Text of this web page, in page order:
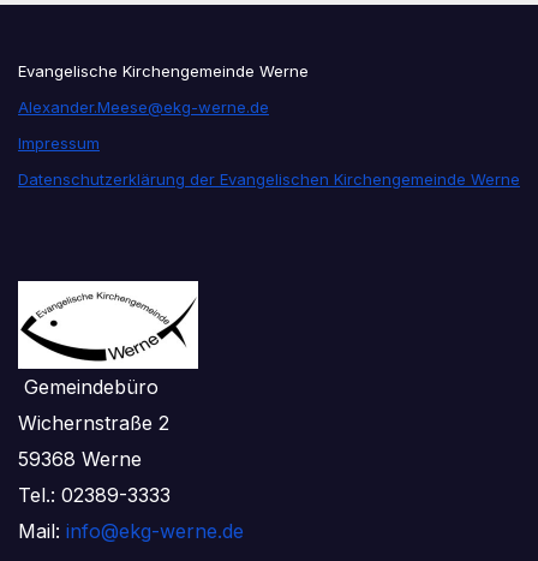
Evangelische Kirchengemeinde Werne
Alexander.Meese@ekg-werne.de
Impressum
Datenschutzerklärung der Evangelischen Kirchengemeinde Werne
Gemeindebüro
Wichernstraße 2
59368 Werne
Tel.: 02389-3333
Mail: info@ekg-werne.de